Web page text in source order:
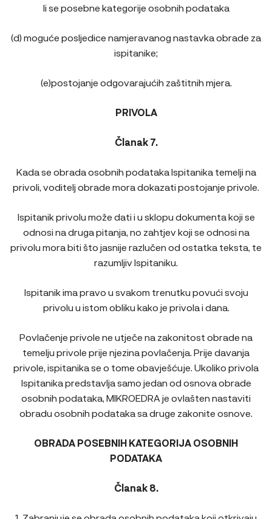
li se posebne kategorije osobnih podataka
(d) moguće posljedice namjeravanog nastavka obrade za
ispitanike;
(e)postojanje odgovarajućih zaštitnih mjera.
PRIVOLA
Članak 7.
Kada se obrada osobnih podataka Ispitanika temelji na
privoli, voditelj obrade mora dokazati postojanje privole.
Ispitanik privolu može dati i u sklopu dokumenta koji se
odnosi na druga pitanja, no zahtjev koji se odnosi na
privolu mora biti što jasnije razlučen od ostatka teksta, te
razumljiv Ispitaniku.
Ispitanik ima pravo u svakom trenutku povući svoju
privolu u istom obliku kako je privola i dana.
Povlačenje privole ne utječe na zakonitost obrade na
temelju privole prije njezina povlačenja. Prije davanja
privole, ispitanika se o tome obavješćuje. Ukoliko privola
Ispitanika predstavlja samo jedan od osnova obrade
osobnih podataka, MIKROEDRA je ovlašten nastaviti
obradu osobnih podataka sa druge zakonite osnove.
OBRADA POSEBNIH KATEGORIJA OSOBNIH
PODATAKA
Članak 8.